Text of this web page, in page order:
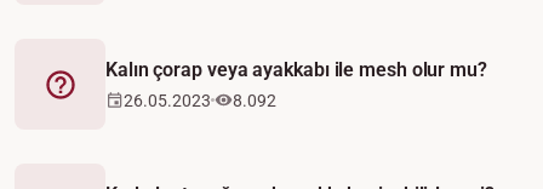
Fetva
Kalın çorap veya ayakkabı ile mesh olur mu?
26.05.2023 8.092